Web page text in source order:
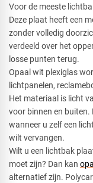
Voor de meeste
Deze plaat heeft een
zonder volledig
verdeeld over het
losse punten terug.
Opaal wit plexiglas
lichtpanelen,
Het materiaal is licht
voor binnen en buiten.
wanneer u zelf een
wilt vervangen.
Wilt u een lichtbak
moet zijn? Dan kan
alternatief zijn.